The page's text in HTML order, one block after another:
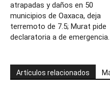
atrapadas y daños en 50
municipios de Oaxaca, deja
terremoto de 7.5; Murat pide
declaratoria a de emergencia.
Artículos relacionados